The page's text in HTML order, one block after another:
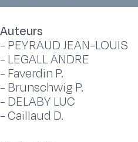
Auteurs
- PEYRAUD JEAN-LOUIS
- LEGALL ANDRE
- Faverdin P.
- Brunschwig P.
- DELABY LUC
-Caillaud D.